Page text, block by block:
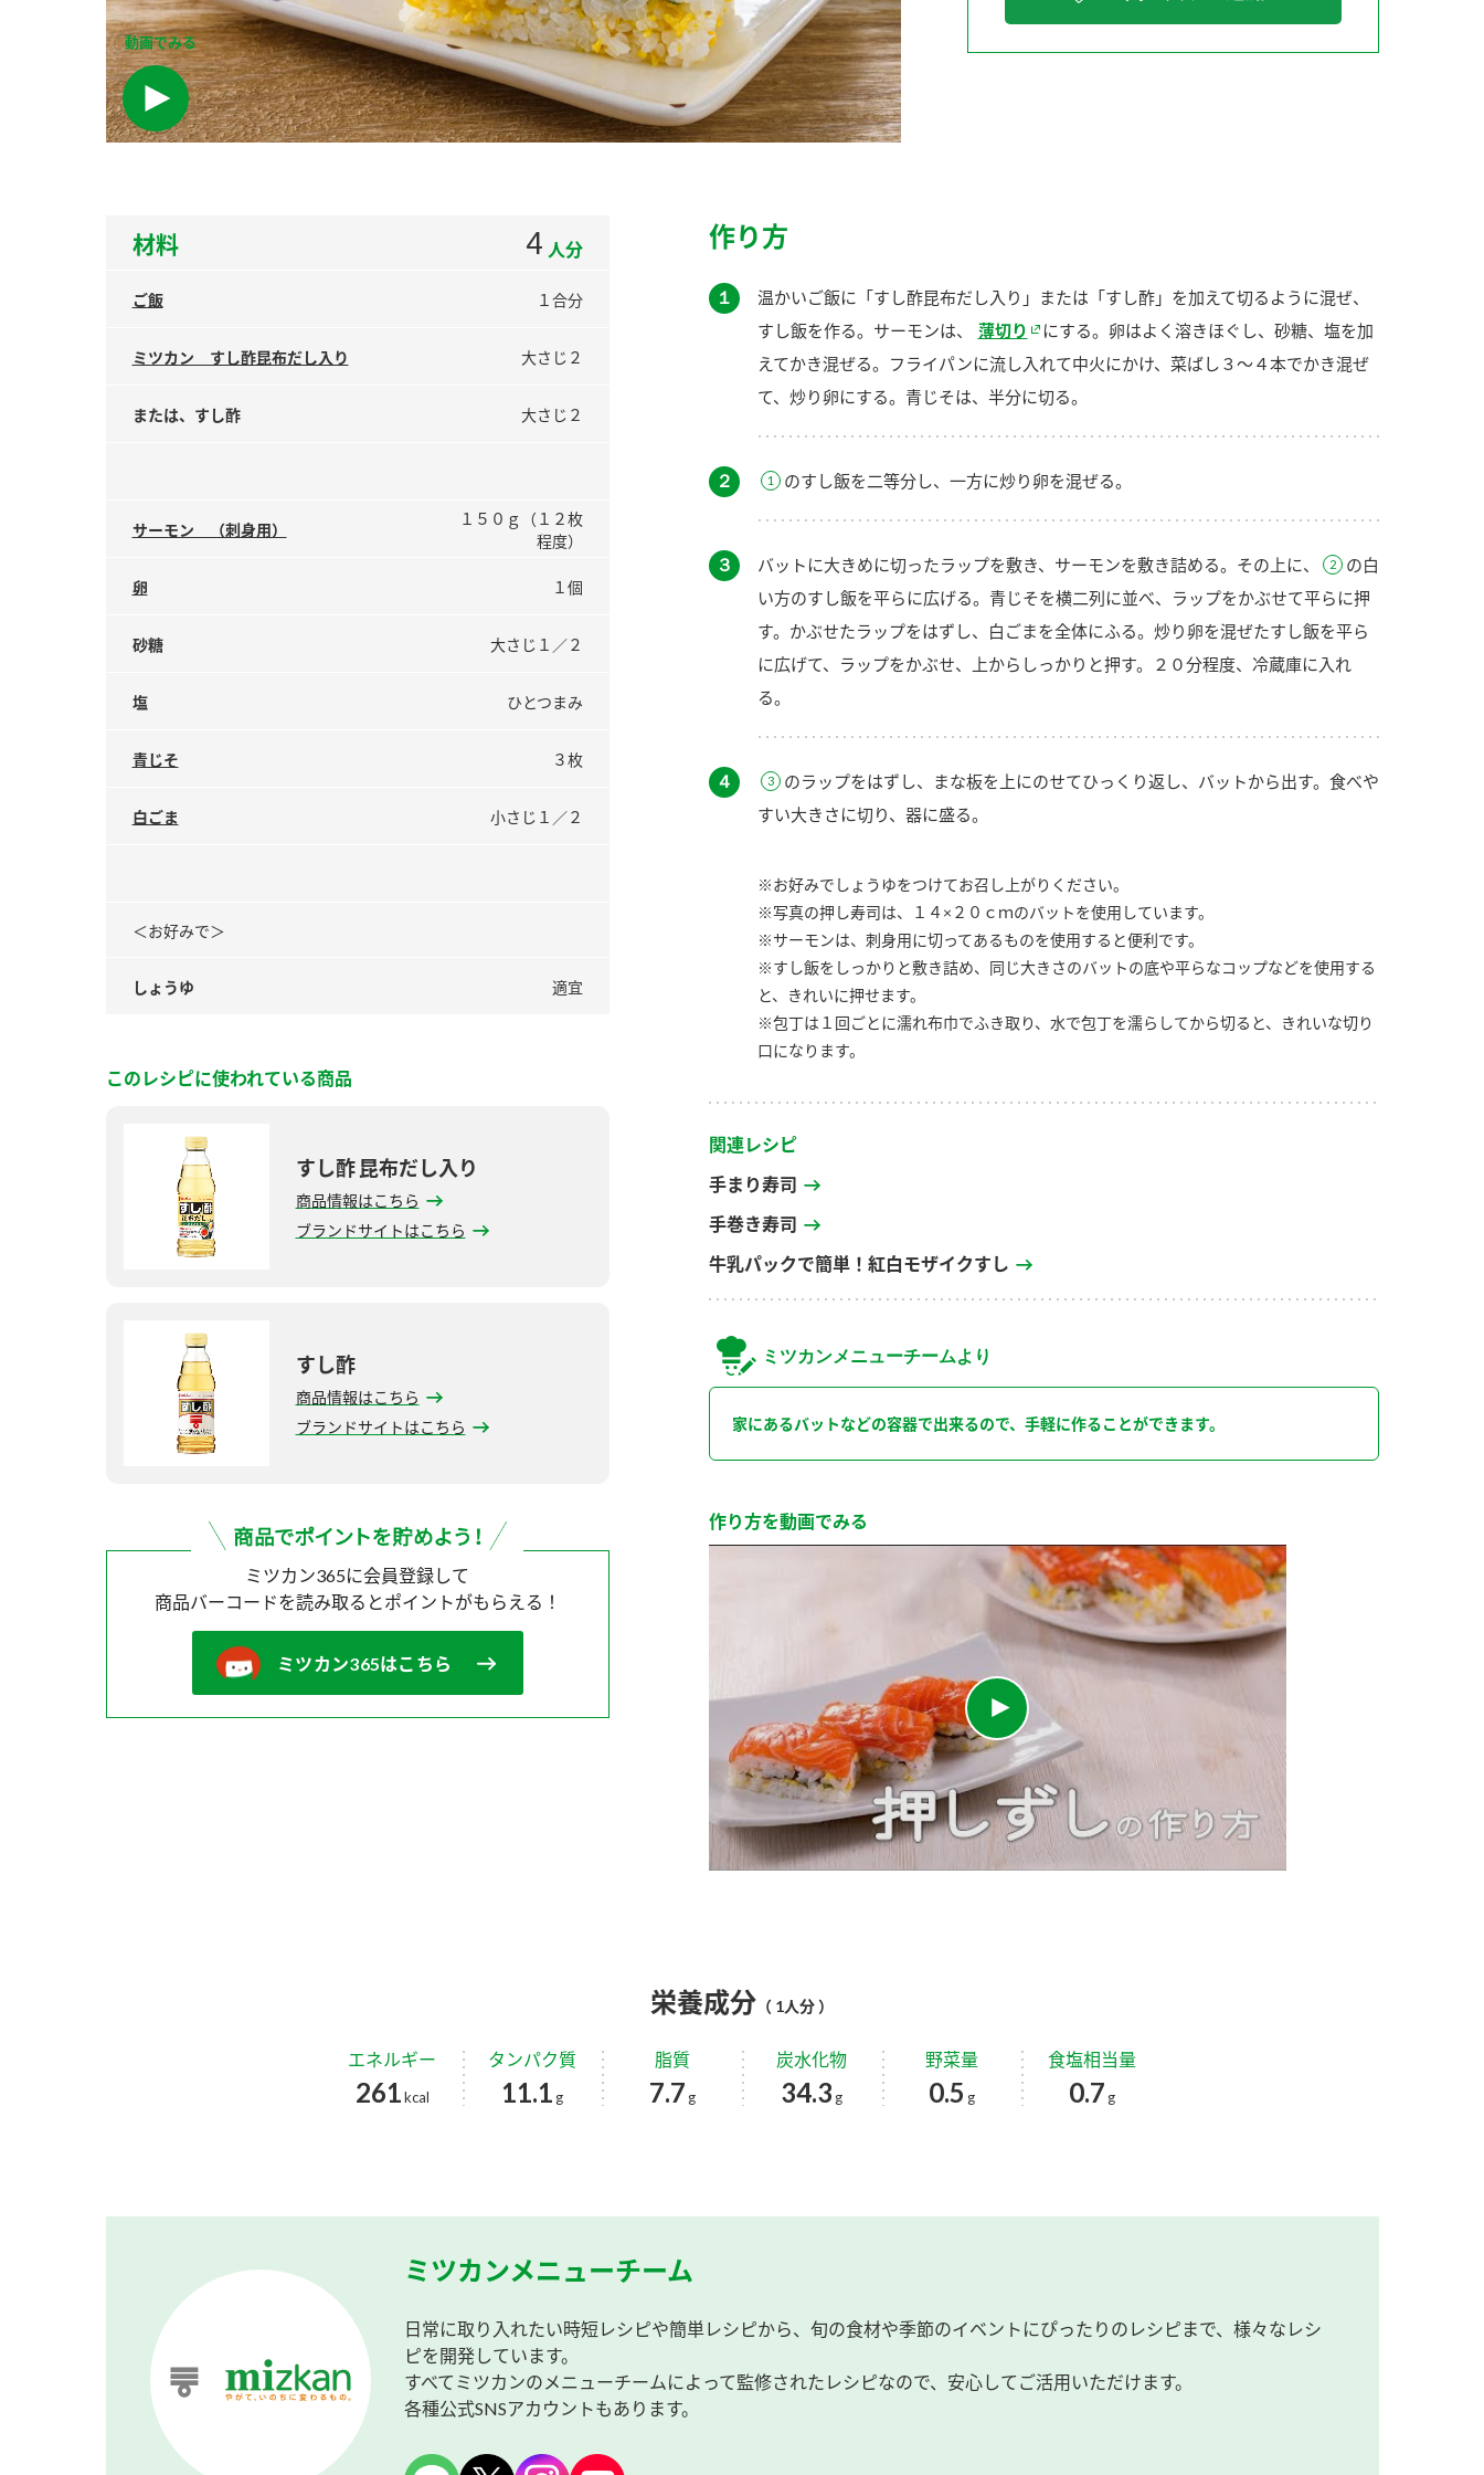
動画でみる
材料 4 人分
ご飯 １合分
ミツカン すし酢昆布だし入り 大さじ２
または、すし酢 大さじ２
サーモン （刺身用）
１５０ｇ（１２枚
程度）
卵 １個
砂糖 大さじ１／２
塩 ひとつまみ
青じそ ３枚
白ごま 小さじ１／２
＜お好みで＞
しょうゆ 適宜
このレシピに使われている商品
すし酢 昆布だし入り
商品情報はこちら
ブランドサイトはこちら
すし酢
商品情報はこちら
ブランドサイトはこちら
ミツカン365に会員登録して
商品バーコードを読み取ると ポイントがもらえる！
ミツカン365はこちら
作り方
１
温かいご飯に「すし酢昆布だし入り」または「すし酢」を加えて切るように混ぜ、
すし飯を作る。サーモンは、
薄切り
にする。卵はよく溶きほぐし、砂糖、塩を加
えてかき混ぜる。フライパンに流し入れて中火にかけ、菜ばし３～４本でかき混ぜ
て、炒り卵にする。青じそは、半分に切る。
２ のすし飯を二等分し、一方に炒り卵を混ぜる。
３ バットに大きめに切ったラップを敷き、サーモンを敷き詰める。その上に、
の白
い方のすし飯を平らに広げる。青じそを横二列に並べ、ラップをかぶせて平らに押
す。かぶせたラップをはずし、白ごまを全体にふる。炒り卵を混ぜたすし飯を平ら
に広げて、ラップをかぶせ、上からしっかりと押す。２０分程度、冷蔵庫に入れ
る。
４
のラップをはずし、まな板を上にのせてひっくり返し、バットから出す。食べや
すい大きさに切り、器に盛る。
※お好みでしょうゆをつけてお召し上がりください。
※写真の押し寿司は、１４×２０ｃｍのバットを使用しています。
※サーモンは、刺身用に切ってあるものを使用すると便利です。
※すし飯をしっかりと敷き詰め、同じ大きさのバットの底や平らなコップなどを使用する
と、きれいに押せます。
※包丁は１回ごとに濡れ布巾でふき取り、水で包丁を濡らしてから切ると、きれいな切り
口になります。
関連レシピ
手まり寿司
手巻き寿司
牛乳パックで簡単！紅白モザイクすし
ミツカンメニューチームより
家にあるバットなどの容器で出来るので、手軽に作ることができます。
作り方を動画でみる
栄養成分 （ 1人分 ）
エネルギー
261kcal
タンパク質
11.1 g
脂質
7.7 g
炭水化物
34.3 g
野菜量
0.5 g
食塩相当量
0.7 g
ミツカンメニューチーム
日常に取り入れたい時短レシピや簡単レシピから、旬の食材や季節のイベントにぴったりのレシピまで、様々なレシ
ピを開発しています。
すべてミツカンのメニューチームによって監修されたレシピなので、安心してご活用いただけます。
各種公式SNSアカウントもあります。